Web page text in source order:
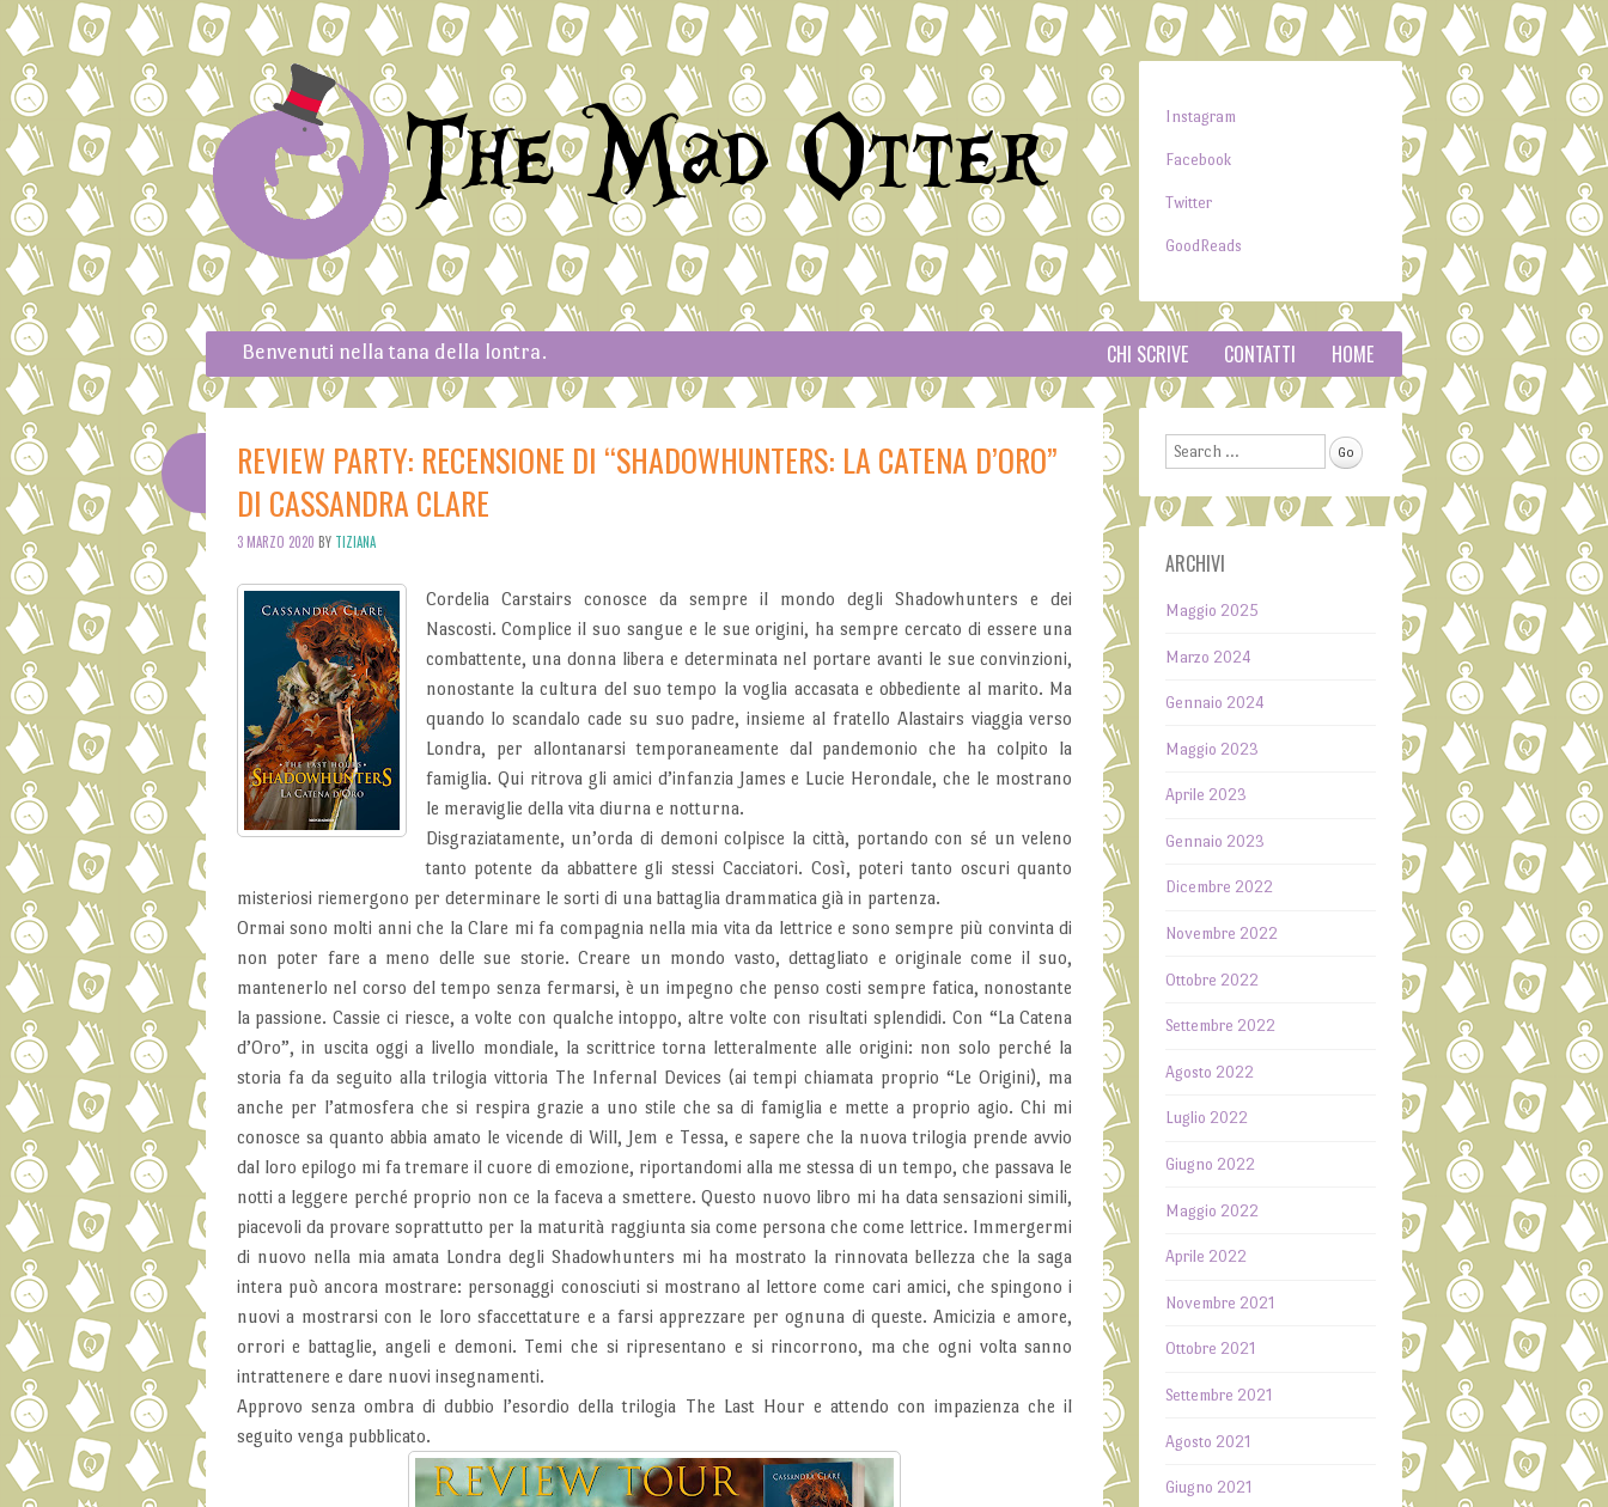
The Mad Otter Instagram
Facebook
Twitter
GoodReads
Benvenuti nella tana della lontra.
Menu
Skip to content HOME
CONTATTI
CHI SCRIVE
REVIEW PARTY: RECENSIONE DI “SHADOWHUNTERS: LA CATENA D’ORO”
DI CASSANDRA CLARE
3 MARZO 2020 BY TIZIANA
Cordelia Carstairs conosce da sempre il mondo degli Shadowhunters e dei
Nascosti. Complice il suo sangue e le sue origini, ha sempre cercato di essere una
combattente, una donna libera e determinata nel portare avanti le sue convinzioni,
nonostante la cultura del suo tempo la voglia accasata e obbediente al marito. Ma
quando lo scandalo cade su suo padre, insieme al fratello Alastairs viaggia verso
Londra, per allontanarsi temporaneamente dal pandemonio che ha colpito la
famiglia. Qui ritrova gli amici d’infanzia James e Lucie Herondale, che le mostrano
le meraviglie della vita diurna e notturna.
Disgraziatamente, un’orda di demoni colpisce la città, portando con sé un veleno
tanto potente da abbattere gli stessi Cacciatori. Così, poteri tanto oscuri quanto
misteriosi riemergono per determinare le sorti di una battaglia drammatica già in partenza.
Ormai sono molti anni che la Clare mi fa compagnia nella mia vita da lettrice e sono sempre più convinta di
non poter fare a meno delle sue storie. Creare un mondo vasto, dettagliato e originale come il suo,
mantenerlo nel corso del tempo senza fermarsi, è un impegno che penso costi sempre fatica, nonostante
la passione. Cassie ci riesce, a volte con qualche intoppo, altre volte con risultati splendidi. Con “La Catena
d’Oro”, in uscita oggi a livello mondiale, la scrittrice torna letteralmente alle origini: non solo perché la
storia fa da seguito alla trilogia vittoria The Infernal Devices (ai tempi chiamata proprio “Le Origini), ma
anche per l’atmosfera che si respira grazie a uno stile che sa di famiglia e mette a proprio agio. Chi mi
conosce sa quanto abbia amato le vicende di Will, Jem e Tessa, e sapere che la nuova trilogia prende avvio
dal loro epilogo mi fa tremare il cuore di emozione, riportandomi alla me stessa di un tempo, che passava le
notti a leggere perché proprio non ce la faceva a smettere. Questo nuovo libro mi ha data sensazioni simili,
piacevoli da provare soprattutto per la maturità raggiunta sia come persona che come lettrice. Immergermi
di nuovo nella mia amata Londra degli Shadowhunters mi ha mostrato la rinnovata bellezza che la saga
intera può ancora mostrare: personaggi conosciuti si mostrano al lettore come cari amici, che spingono i
nuovi a mostrarsi con le loro sfaccettature e a farsi apprezzare per ognuna di queste. Amicizia e amore,
orrori e battaglie, angeli e demoni. Temi che si ripresentano e si rincorrono, ma che ogni volta sanno
intrattenere e dare nuovi insegnamenti.
Approvo senza ombra di dubbio l’esordio della trilogia The Last Hour e attendo con impazienza che il
seguito venga pubblicato.
Search
ARCHIVI
Maggio 2025
Marzo 2024
Gennaio 2024
Maggio 2023
Aprile 2023
Gennaio 2023
Dicembre 2022
Novembre 2022
Ottobre 2022
Settembre 2022
Agosto 2022
Luglio 2022
Giugno 2022
Maggio 2022
Aprile 2022
Novembre 2021
Ottobre 2021
Settembre 2021
Agosto 2021
Giugno 2021